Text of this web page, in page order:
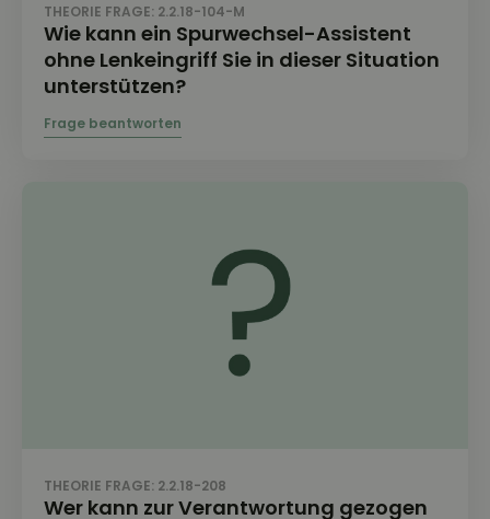
THEORIE FRAGE: 2.2.18-104-M
Wie kann ein Spurwechsel-Assistent
ohne Lenkeingriff Sie in dieser Situation
unterstützen?
THEORIE FRAGE: 2.2.18-208
Wer kann zur Verantwortung gezogen